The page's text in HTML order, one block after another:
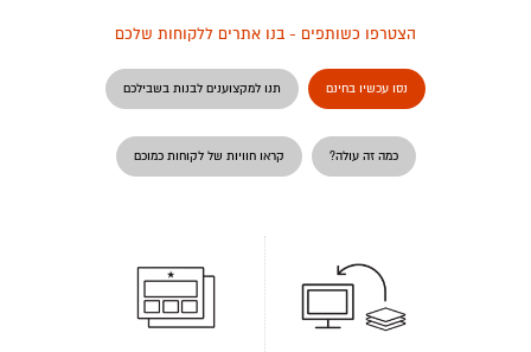
הצטרפו כשותפים - בנו אתרים ללקוחות שלכם
נסו עכשיו בחינם תנו למקצוענים לבנות בשבילכם
כמה זה עולה? קראו חוויות של לקוחות כמוכם